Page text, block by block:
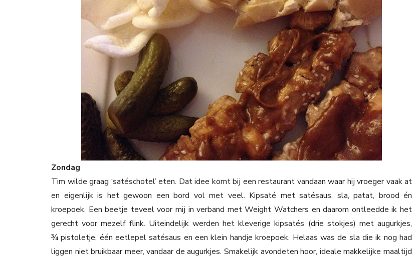
Zondag
Tim wilde graag ‘satéschotel’ eten. Dat idee komt bij een restaurant vandaan waar hij vroeger vaak at
en eigenlijk is het gewoon een bord vol met veel. Kipsaté met satésaus, sla, patat, brood én
kroepoek. Een beetje teveel voor mij in verband met Weight Watchers en daarom ontleedde ik het
gerecht voor mezelf flink. Uiteindelijk werden het kleverige kipsatés (drie stokjes) met augurkjes,
¾ pistoletje, één eetlepel satésaus en een klein handje kroepoek. Helaas was de sla die ik nog had
liggen niet bruikbaar meer, vandaar de augurkjes. Smakelijk avondeten hoor, ideale makkelijke maaltijd